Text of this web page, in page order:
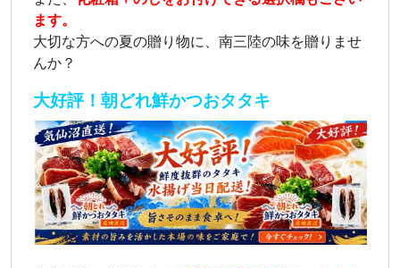
ます。
大切な方への夏の贈り物に、南三陸の味を贈りませ
んか？
大好評！朝どれ鮮かつおタタキ